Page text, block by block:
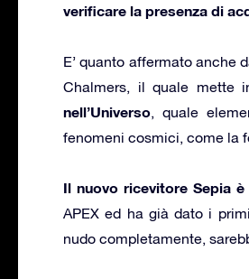
verificare la presenza di
E’ quanto affermato anche
Chalmers, il quale mette
nell’Universo, quale
fenomeni cosmici, come la
Il nuovo ricevitore Sepia
APEX ed ha già dato i
nudo completamente,